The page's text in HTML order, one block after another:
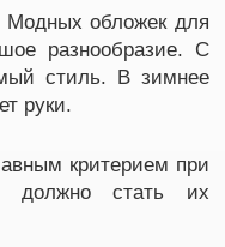
Модных обложек для
разнообразие. С
стиль. В зимнее
руки.
критерием при
должно стать их